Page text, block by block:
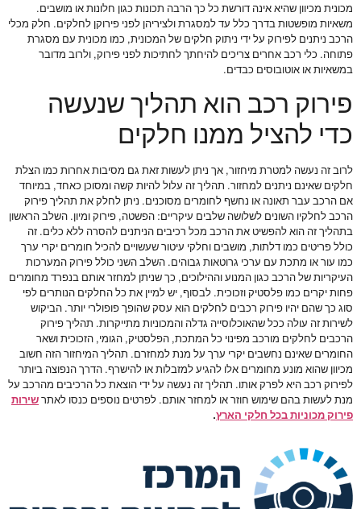
מכונית מכיוון שהיא אינה דורשת כל כך הרבה תכונות כגון חלונות או מושבים.
משאיות מופשטות בדרך כלל עד למסגרת ולציריהן לפני פירוקן לחלקים. חלק מכלי
הרכב ניתנים לפירוק על ידי ניתוק חלקים של המכונית, כמו מכונית עם מסגרת
פתוחה. כלי רכב אחרים צריכים להיחתך לחתיכות לפני פירוק, ולרוב מדובר
במשאיות או אוטובוסים כבדים.
פירוק רכב הוא תהליך שנעשה
כדי להציל ממנו חלקים
לרוב זה נעשה למטרת מיחזור, אך ניתן לעשות זאת גם מסיבות אחרות כמו הצלת
חלקים שאינם ניתנים למחזור. תהליך זה עלול להיות קשה ומסוכן כאחד, במיוחד
אם הרכב עבר תאונה או נחשף לחומרים מסוכנים. ניתן לחלק את תהליך פירוק
הרכב לחלקיו השונים לשלושה שלבים עיקריים: הפשטה, פירוק ומיון. השלב הראשון
בתהליך זה הוא להפשיט את הרכב מכל רכיבים הניתנים להסרה ללא כלים. זה
כולל פריטים כמו דלתות, מושבים וחלקי עיטור שעשויים להכיל חומרים יקרי ערך
כמו עור או מתכת עם ערכי גרוטאות גבוהים. השלב השני כולל פירוק המערכות
העיקריות של הרכב כגון המנוע וההילוכים, כך שניתן למחזר אותם בנפרד מחומרים
פחות יקרים כמו פלסטיק וזכוכית. לבסוף, יש למיין את כל החלקים הנותרים לפי
סוג כך שהם יהיו פירוק רכבים לחלקים הוא עסק שהופך פופולרי יותר. הביקוש
לשירות זה עולה ככל שהאוכלוסייה גדלה והמכוניות מתייקרות. תהליך פירוק
הרכבים לחלקים מורכב מפינוי כל המתכת, הפלסטיק, הגומי, הזכוכית ושאר
החומרים שאינם נחשבים יקרי ערך על מנת למחזרם. תהליך המיחזור הזה חשוב
מכיוון שהוא מונע מחומרים אלו להגיע למזבלות או להישרף. הדרך הנפוצה ביותר
לפירוק רכב היא לפרק אותו. תהליך זה נעשה על ידי הוצאת כל הרכיבים מהרכב על
מנת לעשות בהם שימוש חוזר או למחזר אותם. לפרטים נוספים כנסו לאתר שירות
פירוק מכוניות בכל חלקי הארץ.